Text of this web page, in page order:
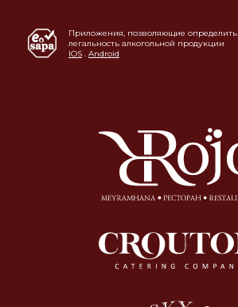
Приложения, позволяющие определить
легальность алкогольной продукции
IOS . Android